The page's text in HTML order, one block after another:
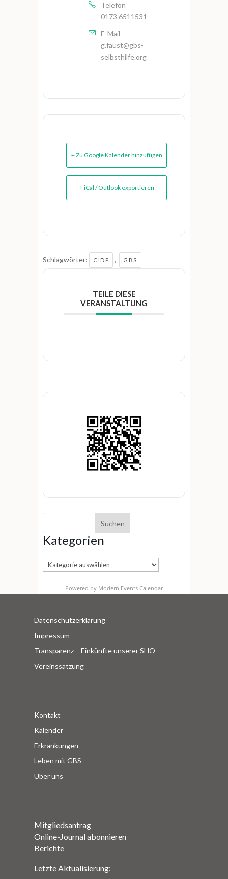
Telefon
0173 6511531
E-Mail
g.faust@gbs-
selbsthilfe.org
+ Zu Google Kalender hinzufügen
+ iCal / Outlook exportieren
Schlagwörter: CIDP , GBS
TEILE DIESE
VERANSTALTUNG
Kategorien
Kategorien
Powered by Modern Events Calendar
Datenschutzerklärung
Impressum
Transparenz – Einkünfte unserer SHO
Vereinssatzung
Kontakt
Kalender
Erkrankungen
Leben mit GBS
Über uns
Mitgliedsantrag
Online-Journal abonnieren
Berichte
Letzte Aktualisierung: